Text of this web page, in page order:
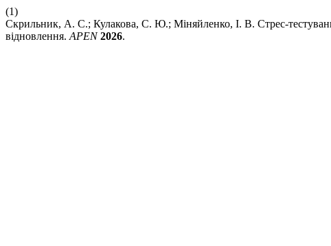
(1)
Скрильник, А. С.; Кулакова, С. Ю.; Міняйленко, І. В. Стрес-тестування
відновлення. APEN 2026.